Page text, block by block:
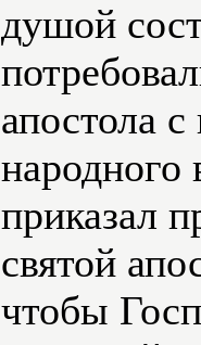
душой
апостола
народного
приказал
святой
чтобы